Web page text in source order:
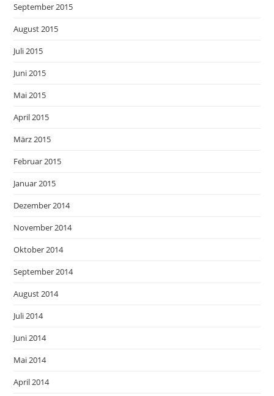
September 2015
August 2015
Juli 2015
Juni 2015
Mai 2015
April 2015
März 2015
Februar 2015
Januar 2015
Dezember 2014
November 2014
Oktober 2014
September 2014
August 2014
Juli 2014
Juni 2014
Mai 2014
April 2014